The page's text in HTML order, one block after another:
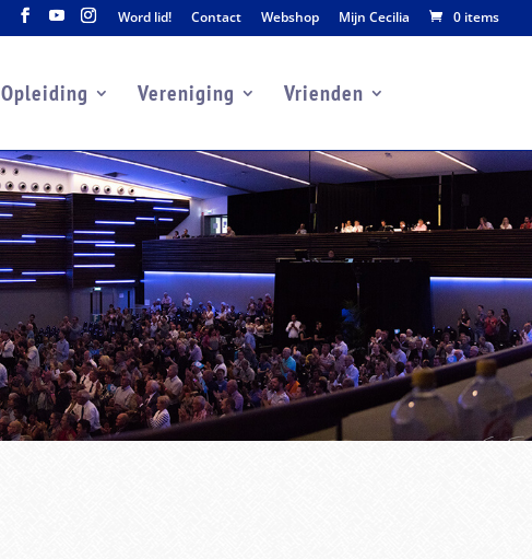
Word lid! Contact Webshop Mijn Cecilia 0 items
Opleiding Vereniging Vrienden